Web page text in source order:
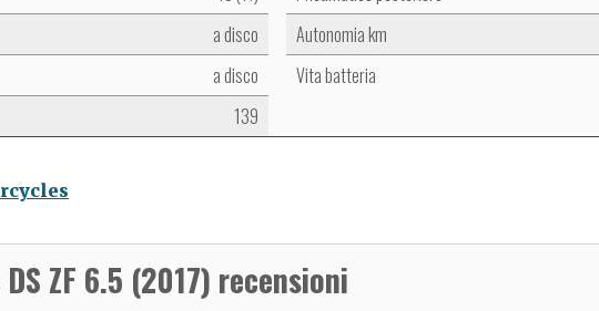
a disco
a disco
139
Autonomia km
Vita batteria
ZF 6.5 (2017) recensioni